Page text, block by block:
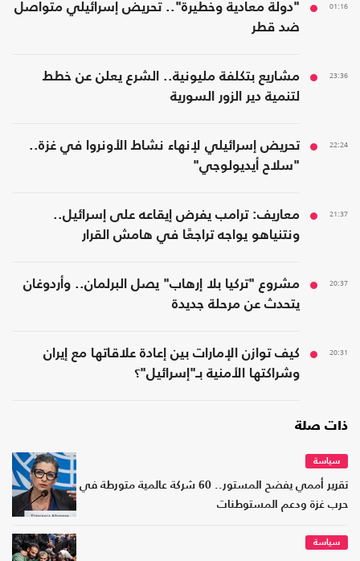
01:16
"دولة معادية وخطيرة".. تحريض إسرائيلي متواصل
ضد قطر
23:36
مشاريع بتكلفة مليونية.. الشرع يعلن عن خطط
لتنمية دير الزور السورية
22:24
تحريض إسرائيلي لإنهاء نشاط الأونروا في غزة..
"سلاح أيديولوجي"
21:37
معاريف: ترامب يفرض إيقاعه على إسرائيل..
ونتنياهو يواجه تراجعًا في هامش القرار
20:37
مشروع "تركيا بلا إرهاب" يصل البرلمان.. وأردوغان
يتحدث عن مرحلة جديدة
20:31
كيف توازن الإمارات بين إعادة علاقاتها مع إيران
وشراكتها الأمنية بـ"إسرائيل"؟
ذات صلة
سياسة
تقرير أممي يفضح المستور.. 60 شركة عالمية متورطة في
حرب غزة ودعم المستوطنات
سياسة